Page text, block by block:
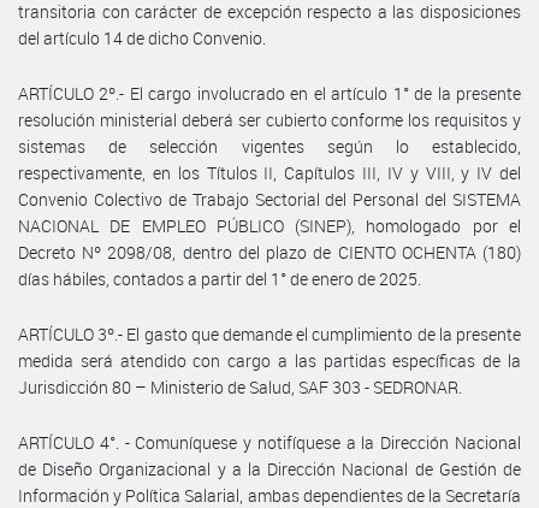
transitoria con carácter de excepción respecto a las disposiciones
del artículo 14 de dicho Convenio.
ARTÍCULO 2º.- El cargo involucrado en el artículo 1° de la presente
resolución ministerial deberá ser cubierto conforme los requisitos y
sistemas de selección vigentes según lo establecido,
respectivamente, en los Títulos II, Capítulos III, IV y VIII, y IV del
Convenio Colectivo de Trabajo Sectorial del Personal del SISTEMA
NACIONAL DE EMPLEO PÚBLICO (SINEP), homologado por el
Decreto Nº 2098/08, dentro del plazo de CIENTO OCHENTA (180)
días hábiles, contados a partir del 1° de enero de 2025.
ARTÍCULO 3º.- El gasto que demande el cumplimiento de la presente
medida será atendido con cargo a las partidas específicas de la
Jurisdicción 80 – Ministerio de Salud, SAF 303 - SEDRONAR.
ARTÍCULO 4°. - Comuníquese y notifíquese a la Dirección Nacional
de Diseño Organizacional y a la Dirección Nacional de Gestión de
Información y Política Salarial, ambas dependientes de la Secretaría